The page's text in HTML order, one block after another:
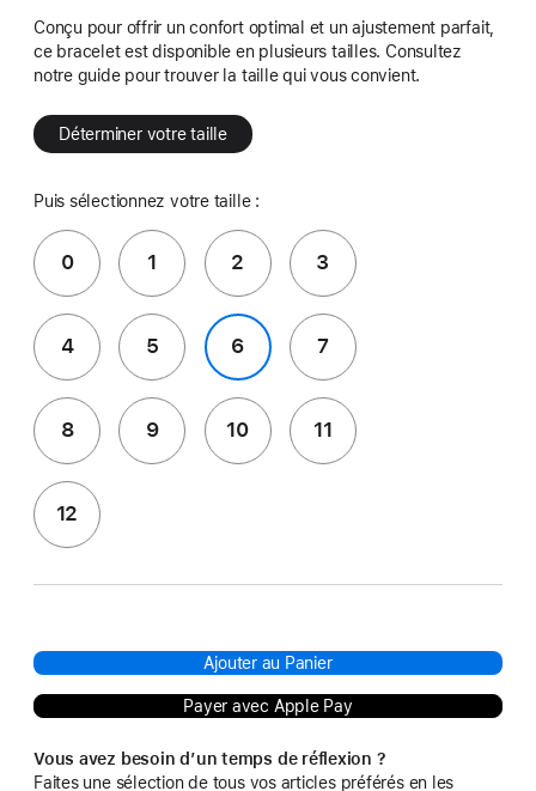
Conçu pour offrir un confort optimal et un ajustement parfait,
ce bracelet est disponible en plusieurs tailles. Consultez
notre guide pour trouver la taille qui vous convient.
Déterminer votre taille
Puis sélectionnez votre taille :
0 1 2 3
4 5 6 7
8 9 10 11
12
Ajouter au Panier
Payer avec Apple Pay
Vous avez besoin d’un temps de réflexion ?
Faites une sélection de tous vos articles préférés en les